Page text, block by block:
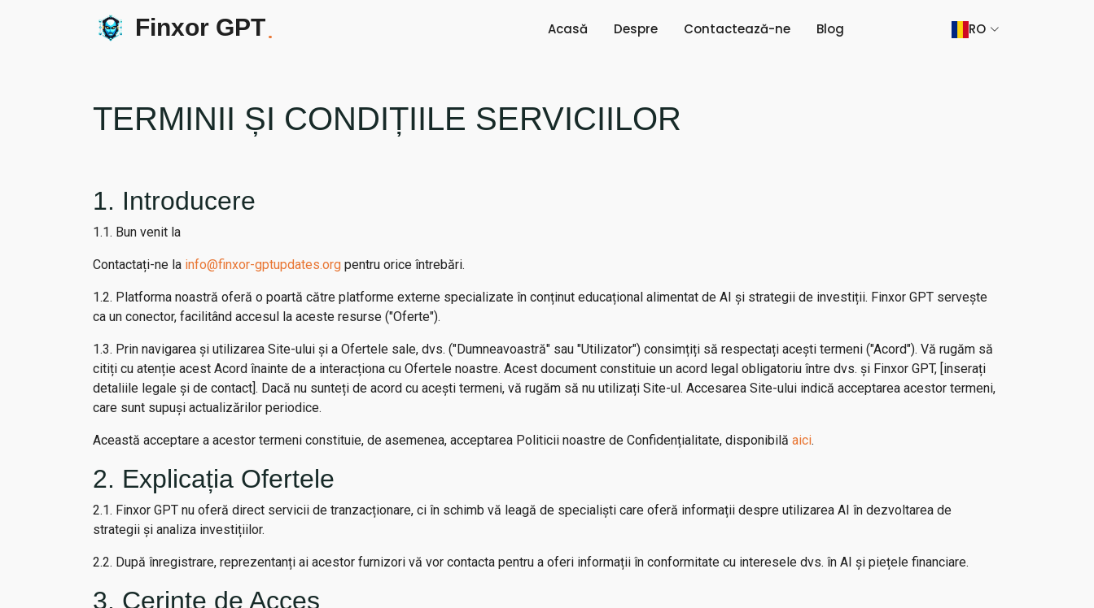
Finxor GPT. Acasă Despre Contactează-ne Blog RO
TERMINII ȘI CONDIȚIILE SERVICIILOR
1. Introducere
1.1. Bun venit la
Contactați-ne la info@finxor-gptupdates.org pentru orice întrebări.
1.2. Platforma noastră oferă o poartă către platforme externe specializate în conținut educațional alimentat de AI și strategii de investiții. Finxor GPT servește
ca un conector, facilitând accesul la aceste resurse ("Oferte").
1.3. Prin navigarea și utilizarea Site-ului și a Ofertele sale, dvs. ("Dumneavoastră" sau "Utilizator") consimțiți să respectați acești termeni ("Acord"). Vă rugăm să
citiți cu atenție acest Acord înainte de a interacționa cu Ofertele noastre. Acest document constituie un acord legal obligatoriu între dvs. și Finxor GPT, [inserați
detaliile legale și de contact]. Dacă nu sunteți de acord cu acești termeni, vă rugăm să nu utilizați Site-ul. Accesarea Site-ului indică acceptarea acestor termeni,
care sunt supuși actualizărilor periodice.
Această acceptare a acestor termeni constituie, de asemenea, acceptarea Politicii noastre de Confidențialitate, disponibilă aici.
2. Explicația Ofertele
2.1. Finxor GPT nu oferă direct servicii de tranzacționare, ci în schimb vă leagă de specialiști care oferă informații despre utilizarea AI în dezvoltarea de
strategii și analiza investițiilor.
2.2. După înregistrare, reprezentanți ai acestor furnizori vă vor contacta pentru a oferi informații în conformitate cu interesele dvs. în AI și piețele financiare.
3. Cerințe de Acces